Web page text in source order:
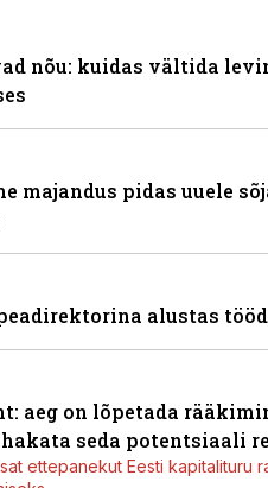
nõu: kuidas vältida
majandus pidas uuele
alustas
aeg on lõpetada
seda potentsiaali
ettepanekut Eesti kapitalituru